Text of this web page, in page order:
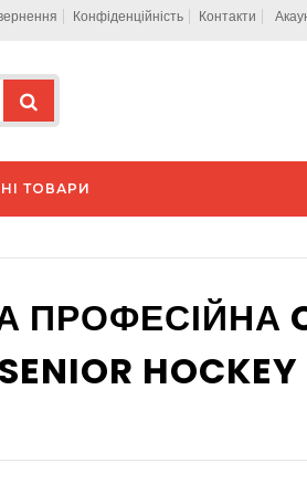
Конфіденційність Контакти
ТОВАРИ
ПРОФЕСІЙНА
HOCKEY